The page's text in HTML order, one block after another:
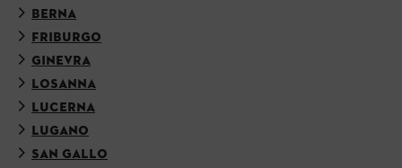
BERNA
FRIBURGO
GINEVRA
LOSANNA
LUCERNA
LUGANO
SAN GALLO